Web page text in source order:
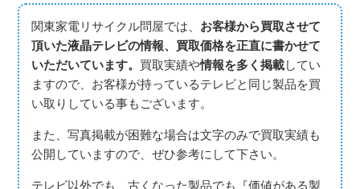
関東家電リサイクル問屋では、 お客様から買取させて
頂いた液晶テレビの情報、買取価格を正直に書かせて
いただいています。 買取実績や情報を多く掲載してい
ますので、お客様が持っているテレビと同じ製品を買
い取りしている事もございます。
また、写真掲載が困難な場合は文字のみで買取実績も
公開していますので、ぜひ参考にして下さい。
テレビ以外でも、古くなった製品でも『価値がある製